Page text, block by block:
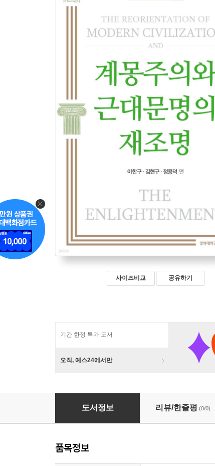
사이즈비교 공유하기
기간 한정 특가 도서
오직, 예스24에서만
계몽주의와 근대문명의 재조명
도서정보 리뷰/한줄평 (0/0)
품목정보